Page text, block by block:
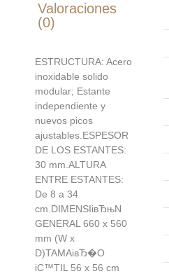
Valoraciones
(0)
ESTRUCTURA: Acero
inoxidable solido
modular; Estante
independiente y
nuevos picos
ajustables.ESPESOR
DE LOS ESTANTES:
30 mm.ALTURA
ENTRE ESTANTES:
De 8 a 34
cm.DIMENSIiвЂњN
GENERAL 660 x 560
mm (W x
D)TAMAiвЂ�O
iС™TIL 56 x 56 cm